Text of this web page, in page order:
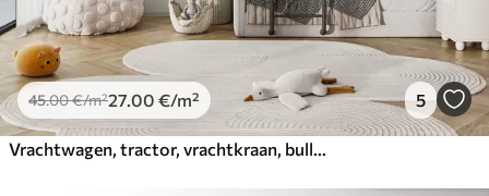
45.00€/m²27 .00 €/m² 5